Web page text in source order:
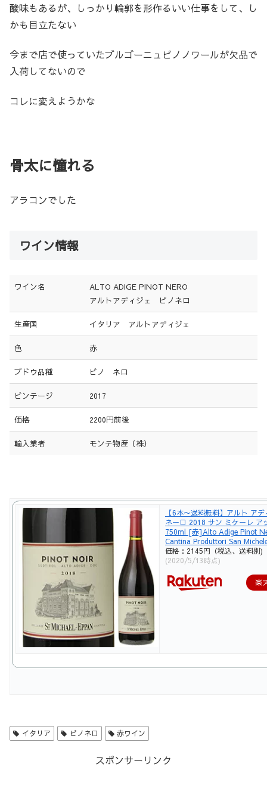
酸味もあるが、しっかり輪郭を形作るいい仕事をして、し
かも目立たない
今まで店で使っていたブルゴーニュピノノワールが欠品で
入荷してないので
コレに変えようかな
骨太に憧れる
アラコンでした
ワイン情報
ワイン名
ALTO ADIGE PINOT NERO
アルトアディジェ ピノネロ
生産国 イタリア アルトアディジェ
色 赤
ブドウ品種 ピノ ネロ
ビンテージ 2017
価格 2200円前後
輸入業者 モンテ物産（株）
【6本〜送料無料】アルト ア
ネーロ 2018 サン ミケーレ ア
750ml [赤]Alto Adige Pinot
Cantina Produttori San
価格：2145円（税込、送料別)
(2020/5/13時点)
楽
イタリア ピノネロ 赤ワイン
スポンサーリンク